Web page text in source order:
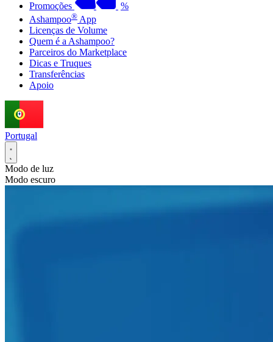
Promoções
%
Ashampoo® App
Licenças de Volume
Quem é a Ashampoo?
Parceiros do Marketplace
Dicas e Truques
Transferências
Apoio
Portugal
Modo de luz
Modo escuro